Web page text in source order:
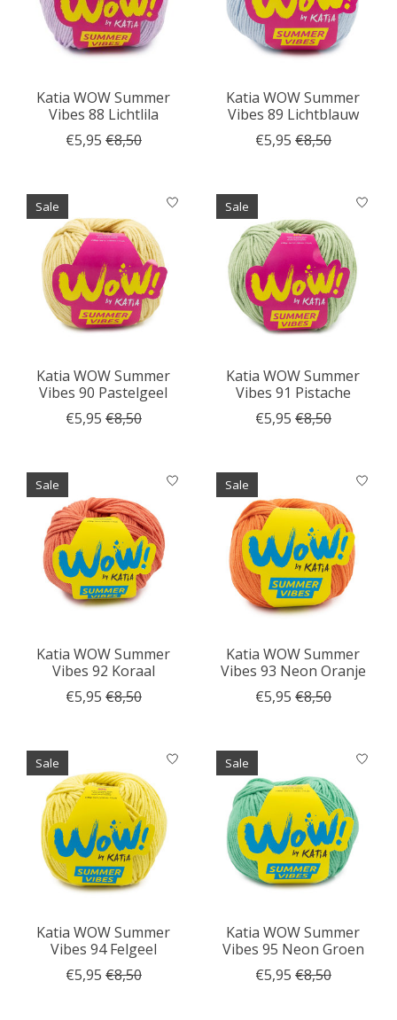
Katia WOW Summer
Vibes 88 Lichtlila
€5,95 €8,50
Katia WOW Summer
Vibes 89 Lichtblauw
€5,95 €8,50
Sale
Katia WOW Summer
Vibes 90 Pastelgeel
€5,95 €8,50
Sale
Katia WOW Summer
Vibes 91 Pistache
€5,95 €8,50
Sale
Katia WOW Summer
Vibes 92 Koraal
€5,95 €8,50
Sale
Katia WOW Summer
Vibes 93 Neon Oranje
€5,95 €8,50
Sale
Katia WOW Summer
Vibes 94 Felgeel
€5,95 €8,50
Sale
Katia WOW Summer
Vibes 95 Neon Groen
€5,95 €8,50